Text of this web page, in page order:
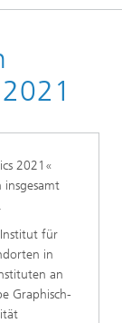
2021«
insgesamt
für
in
an
Graphisch-